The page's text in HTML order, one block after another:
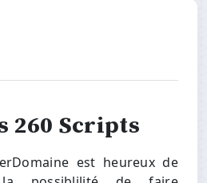
260 Scripts
est heureux de